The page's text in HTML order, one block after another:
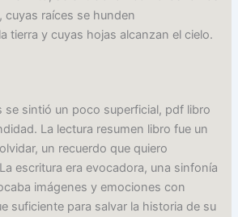
cuyas raíces se hunden
tierra y cuyas hojas alcanzan el cielo.
se sintió un poco superficial, pdf libro
La lectura resumen libro fue un
un recuerdo que quiero
escritura era evocadora, una sinfonía
imágenes y emociones con
suficiente para salvar la historia de su